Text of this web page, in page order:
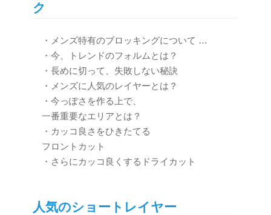
ク
・メンズ特有のブロッキングについて …
・今、トレンドのフォルムとは？
・長めに切って、失敗しない秘訣
・メンズに人気のレイヤーとは？
・今っぽさを作る上で、
一番重要なエリアとは？
・カッコ良さをひきたてる
フロントカット
・さらにカッコ良くするドライカット
人気のショートレイヤー